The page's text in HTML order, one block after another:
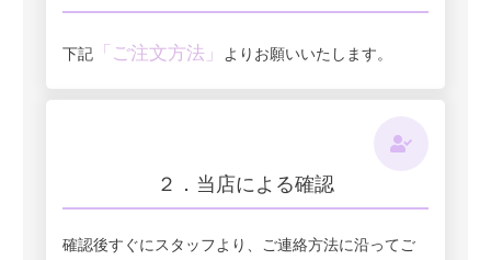
下記 「ご注文方法」 よりお願いいたします。
２．当店による確認
確認後すぐにスタッフより、ご連絡方法に沿ってご